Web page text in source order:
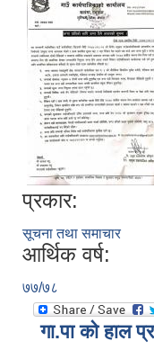
प्रकार:
सूचना तथा समाचार
आर्थिक वर्ष:
७७/७८
गा.पा काे हाल